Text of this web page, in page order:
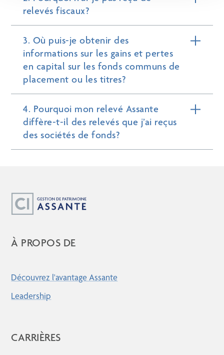
relevés fiscaux?
3. Où puis-je obtenir des
informations sur les gains et pertes
en capital sur les fonds communs de
placement ou les titres?
4. Pourquoi mon relevé Assante
diffère-t-il des relevés que j’ai reçus
des sociétés de fonds?
À PROPOS DE
Découvrez l'avantage Assante
Leadership
CARRIÈRES